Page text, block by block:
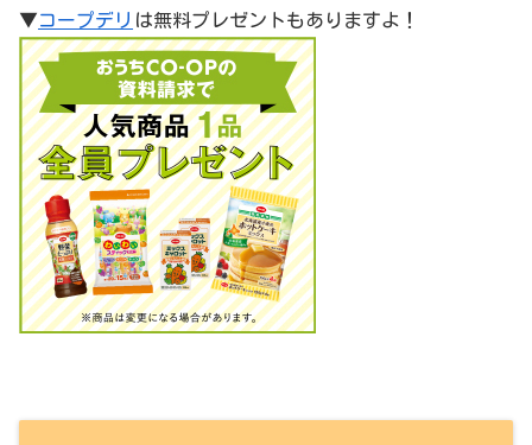
▼コープデリ は無料プレゼントもありますよ！